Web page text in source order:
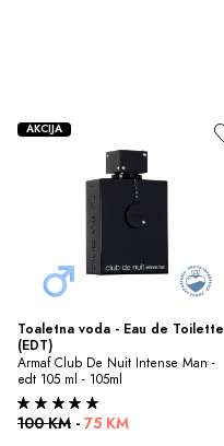
Toaletna voda - Eau de Toilette
(EDT)
Armaf Club De Nuit Intense Man -
edt 105 ml - 105ml
100 KM - 75 KM
AKCIJA